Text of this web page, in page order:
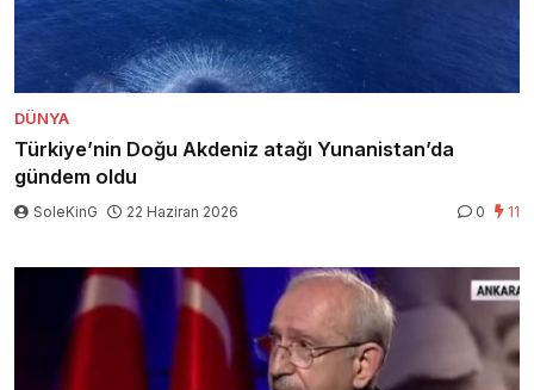
DÜNYA
Türkiye’nin Doğu Akdeniz atağı Yunanistan’da
gündem oldu
SoleKinG 22 Haziran 2026 0 11